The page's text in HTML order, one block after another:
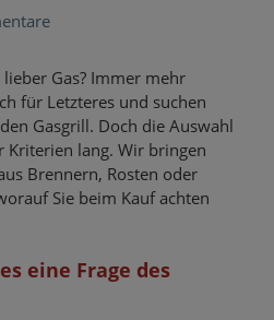
Gas? Immer mehr
für Letzteres und suchen
Gasgrill. Doch die Auswahl
Kriterien lang. Wir bringen
Brennern, Rosten oder
Sie beim Kauf achten
eine Frage des